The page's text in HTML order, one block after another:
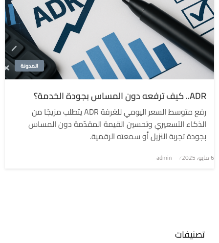
المدونة
ADR.. كيف ترفعه دون المساس بجودة الخدمة؟
رفع متوسط السعر اليومي للغرفة ADR يتطلب مزيجًا من
الذكاء التسعيري وتحسين القيمة المقدّمة دون المساس
بجودة تجربة النزيل أو سمعته الرقمية.
نُشر
6 مايو، 2025 admin
تصنيفات